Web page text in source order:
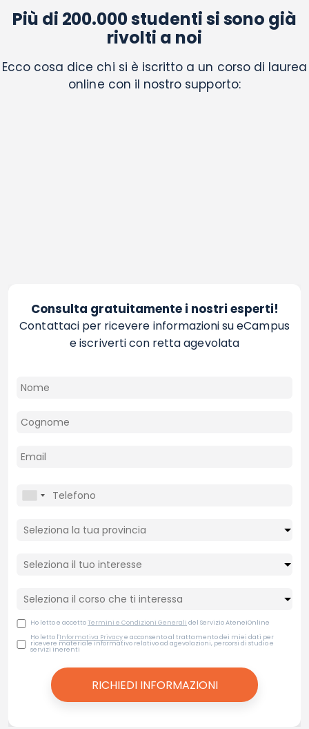
Più di 200.000 studenti si sono già
rivolti a noi
Ecco cosa dice chi si è iscritto a un corso di laurea
online con il nostro supporto:
Consulta gratuitamente i nostri esperti!
Contattaci per ricevere informazioni su eCampus
e iscriverti con retta agevolata
Ho letto e accettoTermini e Condizioni Generali del Servizio AteneiOnline
Ho letto l'Informativa Privacye acconsento al trattamento dei miei dati per
ricevere materiale informativo relativo ad agevolazioni, percorsi di studio e
servizi inerenti